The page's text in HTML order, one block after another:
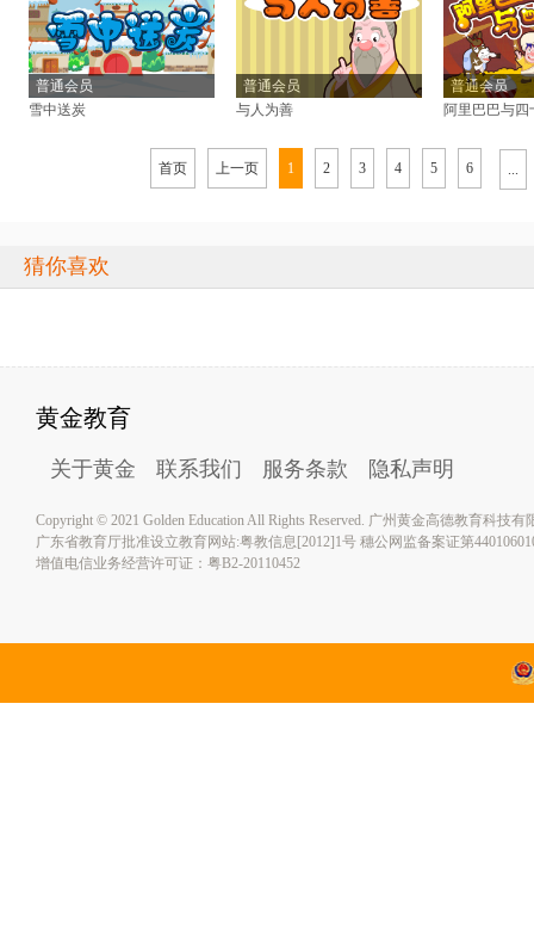
普通会员
雪中送炭
普通会员
与人为善
普通会员
阿里巴巴与四
首页 上一页 1 2 3 4 5 6 ...
猜你喜欢
黄金教育
关于黄金 联系我们 服务条款 隐私声明
Copyright © 2021 Golden Education All Rights Reserved. 广州黄金高德教育科技有
广东省教育厅批准设立教育网站:粤教信息[2012]1号 穗公网监备案证第
增值电信业务经营许可证：粤B2-20110452